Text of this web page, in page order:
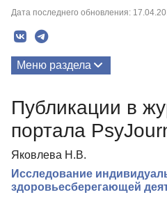
Дата последнего обновления:
Меню раздела
Публикации в
портала
Яковлева Н.В.
Исследование
здоровьесберегающей